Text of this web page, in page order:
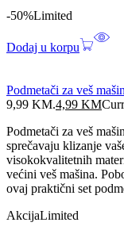
-50%Limited
Dodaj u korpu
Podmetači za veš
9,99 KM.4,99 KM
Podmetači za veš
sprečavaju klizanje
visokokvalitetnih
većini veš mašina.
ovaj praktični set
AkcijaLimited